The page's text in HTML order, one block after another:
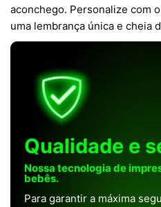
aconchego. Personalize com
uma lembrança única e cheia
Qualidade e
Nossa tecnologia de
bebês.
Para garantir a máxima